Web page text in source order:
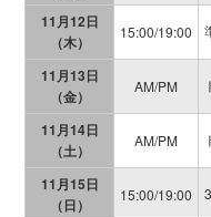
11月12日
（木）
15:00/19:00
11月13日
（金）
AM/PM
11月14日
（土）
AM/PM
11月15日
（日）
15:00/19:00